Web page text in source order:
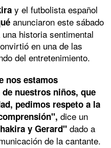
y el futbolista español
anunciaron este sábado
historia sentimental
en una de las
del entretenimiento.
nos estamos
nuestros niños, que
pedimos respeto a la
dice un
y Gerard" dado a
de la cantante.